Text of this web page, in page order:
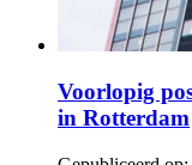
Voorlopig
in Rotterdam